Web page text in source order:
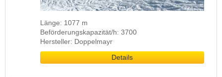
Länge: 1077 m
Beförderungskapazität/h: 3700
Hersteller: Doppelmayr
Details